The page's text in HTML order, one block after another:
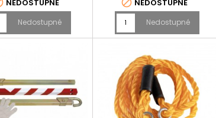
NEDOSTUPNÉ
Nedostupné
NEDOSTUPNÉ
Nedostupné